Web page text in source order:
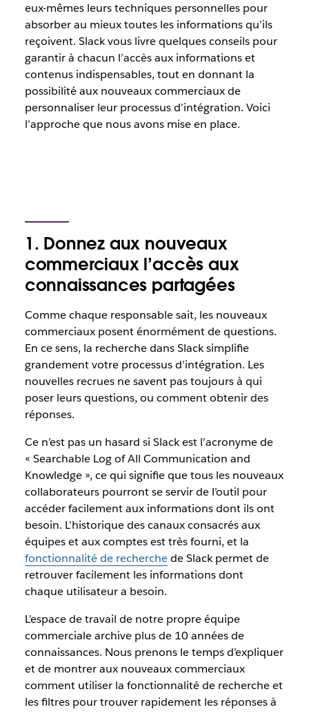
eux-mêmes leurs techniques personnelles pour
absorber au mieux toutes les informations qu’ils
reçoivent. Slack vous livre quelques conseils pour
garantir à chacun l’accès aux informations et
contenus indispensables, tout en donnant la
possibilité aux nouveaux commerciaux de
personnaliser leur processus d’intégration. Voici
l’approche que nous avons mise en place.
1. Donnez aux nouveaux
commerciaux l’accès aux
connaissances partagées
Comme chaque responsable sait, les nouveaux
commerciaux posent énormément de questions.
En ce sens, la recherche dans Slack simplifie
grandement votre processus d’intégration. Les
nouvelles recrues ne savent pas toujours à qui
poser leurs questions, ou comment obtenir des
réponses.
Ce n’est pas un hasard si Slack est l’acronyme de
« Searchable Log of All Communication and
Knowledge », ce qui signifie que tous les nouveaux
collaborateurs pourront se servir de l’outil pour
accéder facilement aux informations dont ils ont
besoin. L’historique des canaux consacrés aux
équipes et aux comptes est très fourni, et la
fonctionnalité de recherchede Slack permet de
retrouver facilement les informations dont
chaque utilisateur a besoin.
L’espace de travail de notre propre équipe
commerciale archive plus de 10 années de
connaissances. Nous prenons le temps d’expliquer
et de montrer aux nouveaux commerciaux
comment utiliser la fonctionnalité de recherche et
les filtres pour trouver rapidement les réponses à